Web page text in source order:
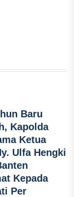
Baru
Kapolda
Ketua
Ulfa Hengki
Kepada
Per